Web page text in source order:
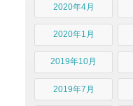
2020年4月
2020年1月
2019年10月
2019年7月